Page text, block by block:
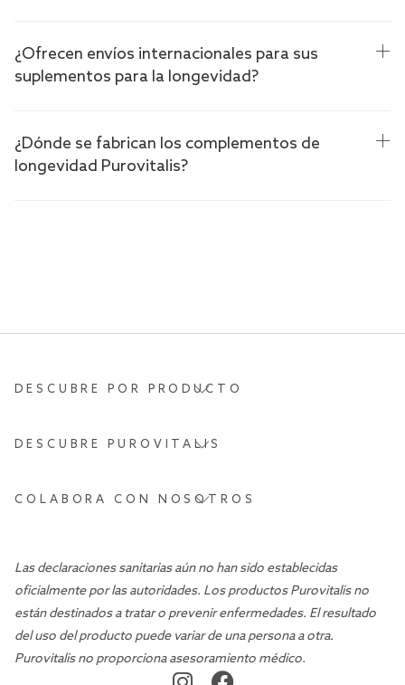
¿Ofrecen envíos internacionales para sus
suplementos para la longevidad?
¿Dónde se fabrican los complementos de
longevidad Purovitalis?
DESCUBRE POR PRODUCTO
DESCUBRE PUROVITALIS
COLABORA CON NOSOTROS
Las declaraciones sanitarias aún no han sido establecidas
oficialmente por las autoridades. Los productos Purovitalis no
están destinados a tratar o prevenir enfermedades. El resultado
del uso del producto puede variar de una persona a otra.
Purovitalis no proporciona asesoramiento médico.